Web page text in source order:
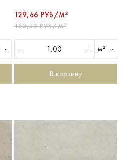
129,66 РУБ/М²
152,53 РУБ/М²
м²
В корзину